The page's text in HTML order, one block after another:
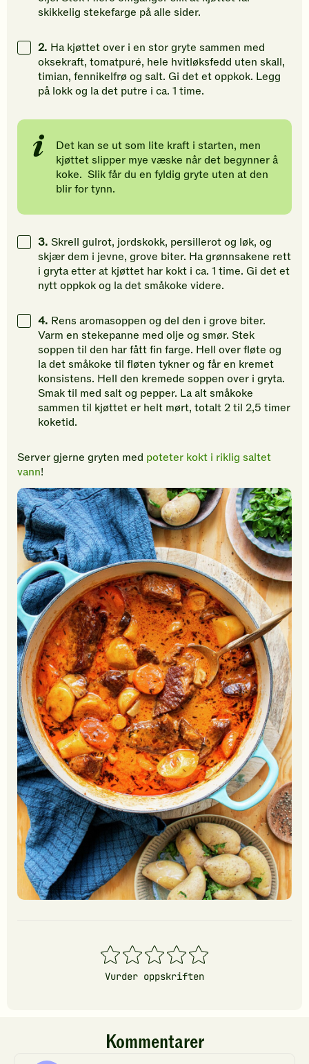
skikkelig stekefarge på alle sider.
2. Ha kjøttet over i en stor gryte sammen med
oksekraft, tomatpuré, hele hvitløksfedd uten skall,
timian, fennikelfrø og salt. Gi det et oppkok. Legg
på lokk og la det putre i ca. 1 time.
Det kan se ut som lite kraft i starten, men
kjøttet slipper mye væske når det begynner å
koke. Slik får du en fyldig gryte uten at den
blir for tynn.
3. Skrell gulrot, jordskokk, persillerot og løk, og
skjær dem i jevne, grove biter. Ha grønnsakene rett
i gryta etter at kjøttet har kokt i ca. 1 time. Gi det et
nytt oppkok og la det småkoke videre.
4. Rens aromasoppen og del den i grove biter.
Varm en stekepanne med olje og smør. Stek
soppen til den har fått fin farge. Hell over fløte og
la det småkoke til fløten tykner og får en kremet
konsistens. Hell den kremede soppen over i gryta.
Smak til med salt og pepper. La alt småkoke
sammen til kjøttet er helt mørt, totalt 2 til 2,5 timer
koketid.
Server gjerne gryten med poteter kokt i riklig saltet
vann!
1
stjerner
2
stjerner
3
stjerner
4
stjerner
5
stjerner
Vurder oppskriften
Kommentarer